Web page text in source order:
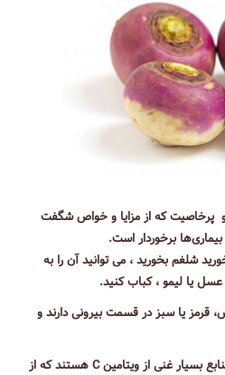
که از مزایا و خواص شگفت
برخوردار ‌است.
شلغم بخورید ، می توانید آن را به
یا لیمو ، کباب کنید.
قرمز یا سبز در قسمت بیرونی دارند و
هم برگ‌ها و هم ریشه‌ی شلغم منابع بسیار غنی از ویتامین C هستند که از